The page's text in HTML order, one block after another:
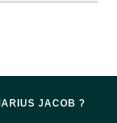
JACOB ?